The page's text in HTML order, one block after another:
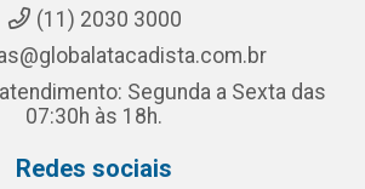
(11) 2030 3000
Segunda a Sexta das
07:30h às 18h.
Redes sociais